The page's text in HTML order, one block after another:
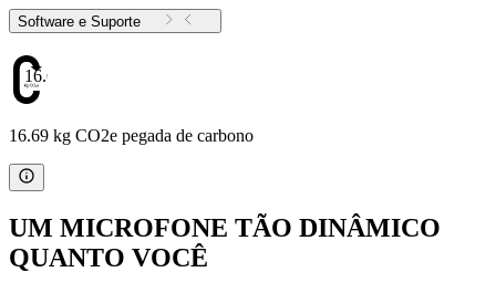
Software e Suporte
16.69
16.69 kg CO2e pegada de carbono
UM MICROFONE TÃO DINÂMICO
QUANTO VOCÊ